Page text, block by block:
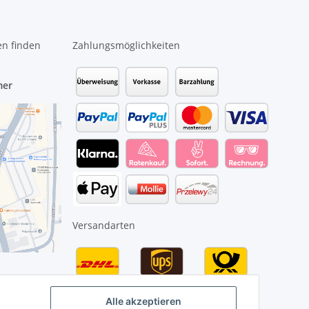
Alle akzeptieren
finden Zahlungsmöglichkeiten
Versandarten